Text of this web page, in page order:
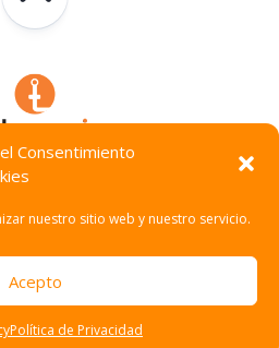
Consentimiento
nuestro sitio web y nuestro servicio.
Acepto
Política de Privacidad
Los Derechos Reservados.